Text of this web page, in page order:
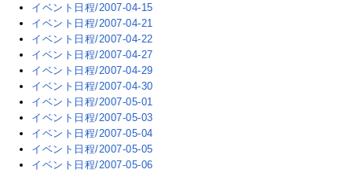
イベント日程/2007-04-15
イベント日程/2007-04-21
イベント日程/2007-04-22
イベント日程/2007-04-27
イベント日程/2007-04-29
イベント日程/2007-04-30
イベント日程/2007-05-01
イベント日程/2007-05-03
イベント日程/2007-05-04
イベント日程/2007-05-05
イベント日程/2007-05-06